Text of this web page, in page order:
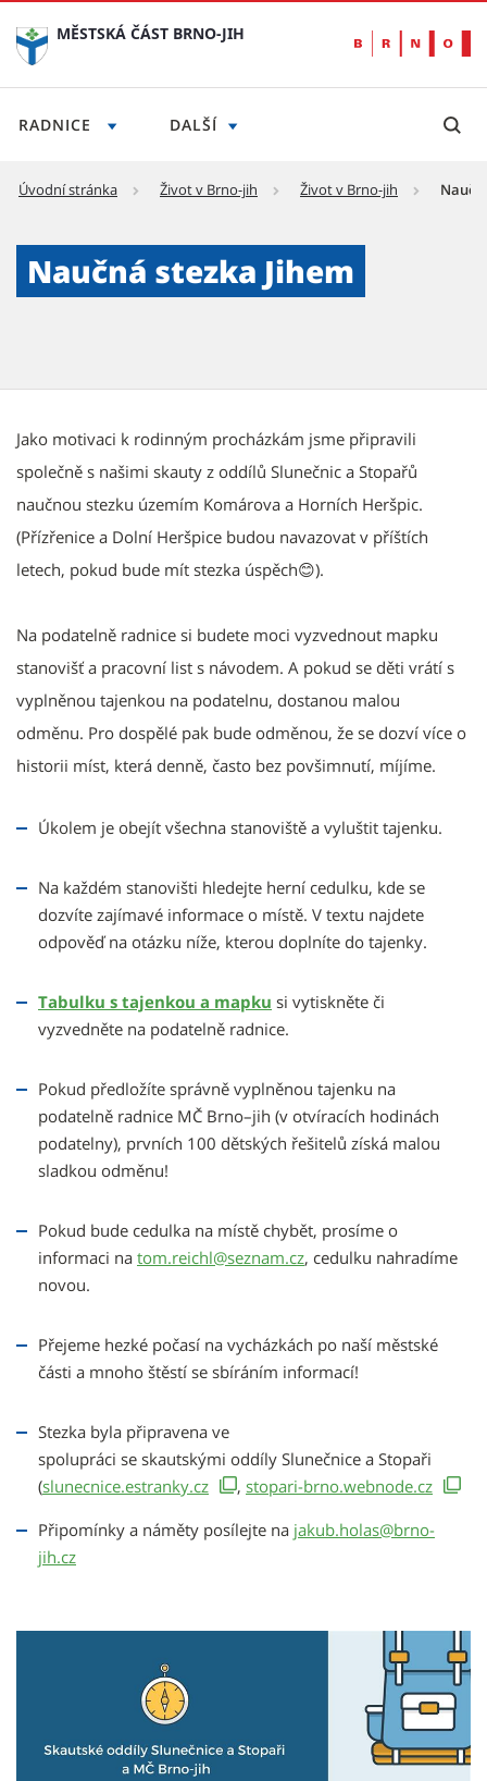
MĚSTSKÁ ČÁST BRNO-JIH
RADNICE DALŠÍ
Úvodní stránka Život v Brno-jih Život v Brno-jih
Naučná stezka Jihem
Jako motivaci k rodinným procházkám jsme připravili
společně s našimi skauty z oddílů Slunečnic a Stopařů
naučnou stezku územím Komárova a Horních Heršpic.
(Přízřenice a Dolní Heršpice budou navazovat v příštích
letech, pokud bude mít stezka úspěch😊).
Na podatelně radnice si budete moci vyzvednout mapku
stanovišť a pracovní list s návodem. A pokud se děti vrátí s
vyplněnou tajenkou na podatelnu, dostanou malou
odměnu. Pro dospělé pak bude odměnou, že se dozví více o
historii míst, která denně, často bez povšimnutí, míjíme.
Úkolem je obejít všechna stanoviště a vyluštit tajenku.
Na každém stanovišti hledejte herní cedulku, kde se
dozvíte zajímavé informace o místě. V textu najdete
odpověď na otázku níže, kterou doplníte do tajenky.
Tabulku s tajenkou a mapku si vytiskněte či
vyzvedněte na podatelně radnice.
Pokud předložíte správně vyplněnou tajenku na
podatelně radnice MČ Brno–jih (v otvíracích hodinách
podatelny), prvních 100 dětských řešitelů získá malou
sladkou odměnu!
Pokud bude cedulka na místě chybět, prosíme o
informaci na tom.reichl@seznam.cz, cedulku nahradíme
novou.
Přejeme hezké počasí na vycházkách po naší městské
části a mnoho štěstí se sbíráním informací!
Stezka byla připravena ve
spolupráci se skautskými oddíly Slunečnice a Stopaři
(slunecnice.estranky.cz , stopari-brno.webnode.cz
Připomínky a náměty posílejte na jakub.holas@brno-
jih.cz